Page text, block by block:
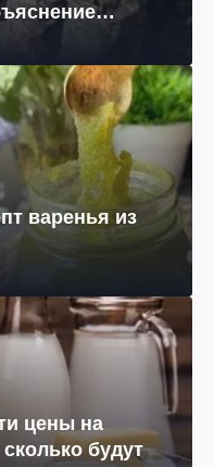
варенья из
цены на
будут